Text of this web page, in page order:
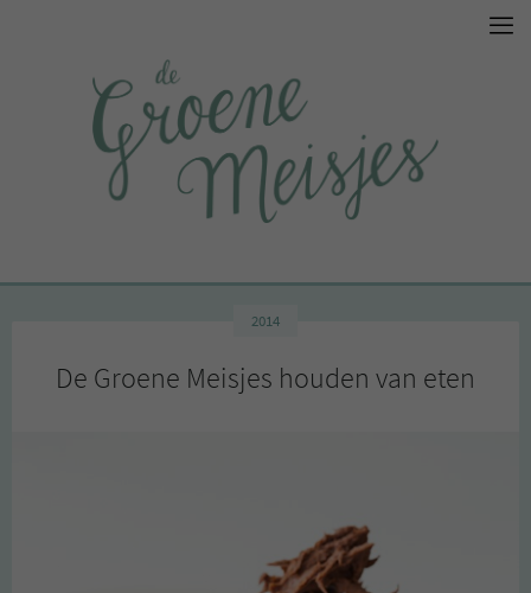
2014
De Groene Meisjes houden van eten